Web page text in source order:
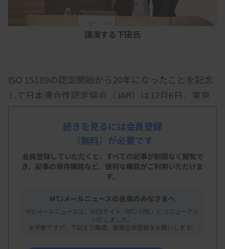
講演する下田氏
ISO 15189の認定開始から20年になったことを記念
して日本適合性認定協会（JAB）は12月6日、東京
都内で記念講演会を開いた。認定は2005年から始
まり、取得数は全都道府県の計320施設以上にまで
広がった。JABのLAB認定ユニット長の下田勝二氏
は講演で、日本の臨床検査は「ISOを基準としたde
jure（規則・制度）としても誇れる存在になってき
識を示した。今後、JABの役割をさらに拡大してい
く方針を明らかにした。
続きを見るには会員登録
（無料）が必要です
会員登録していただくと、すべての記事が制限なく閲覧で
き、 記事の保存機能など、便利な機能がご利用いただけま
す。
MTJメールニュースの会員のみなさまへ
MTJメールニュースは、WEBサイト「MTJ ONE」にリニューアル
いたしました。
お手数ですが、下記より再度、新規会員登録をお願いします。